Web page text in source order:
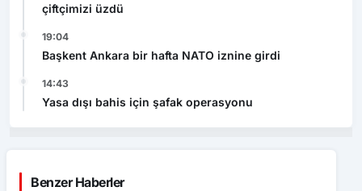
çiftçimizi üzdü
19:04
Başkent Ankara bir hafta NATO iznine girdi
14:43
Yasa dışı bahis için şafak operasyonu
Benzer Haberler